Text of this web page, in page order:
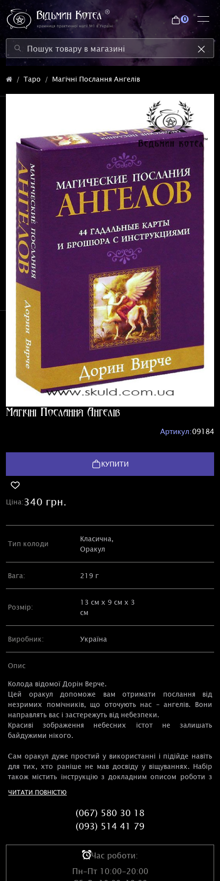
0
Таро Магічні Послання Ангелів
Магічні Послання Ангелів
Артикул:09184
КУПИТИ
Ціна:340 грн.
Тип колоди
Класична,
Оракул
Вага: 219 г
Розмір:
13 см х 9 см х 3
см
Виробник: Україна
Опис
Колода відомої Дорін Верче.
Цей оракул допоможе вам отримати послання від
незримих помічників, що оточують нас – ангелів. Вони
направлять вас і застережуть від небезпеки.
Красиві зображення небесних істот не залишать
байдужими нікого.
Сам оракул дуже простий у використанні і підійде навіть
для тих, хто раніше не мав досвіду у віщуваннях. Набір
також містить інструкцію з докладним описом роботи з
ЧИТАТИ ПОВНІСТЮ
(067) 580 30 18
(093) 514 41 79
Час роботи:
Пн-Пт 10:00-20:00